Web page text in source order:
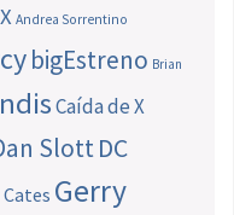
Andrea Sorrentino
bigEstreno Brian
Caída de X
SlottDC
Gerry